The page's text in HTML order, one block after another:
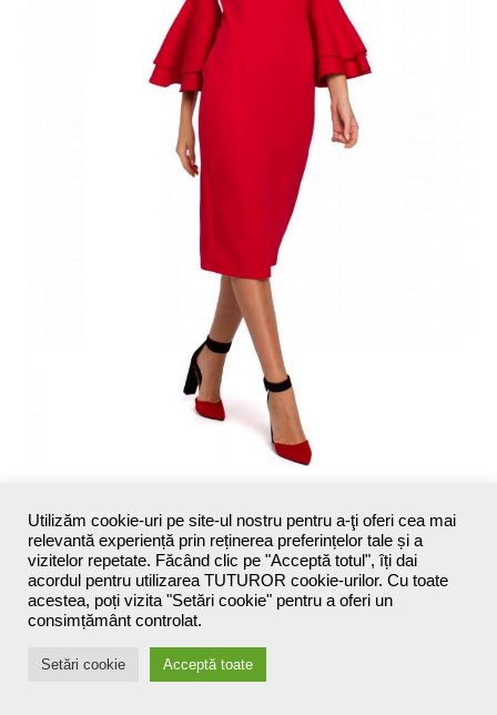
Utilizăm cookie-uri pe site-ul nostru pentru a-ţi oferi cea mai
relevantă experiență prin reținerea preferințelor tale și a
vizitelor repetate. Făcând clic pe "Acceptă totul", îți dai
acordul pentru utilizarea TUTUROR cookie-urilor. Cu toate
acestea, poți vizita "Setări cookie" pentru a oferi un
consimțământ controlat.
Setări cookie Acceptă toate